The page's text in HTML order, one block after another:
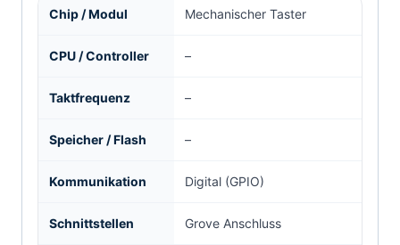
Chip / Modul Mechanischer Taster
CPU / Controller –
Taktfrequenz –
Speicher / Flash –
Kommunikation Digital (GPIO)
Schnittstellen Grove Anschluss